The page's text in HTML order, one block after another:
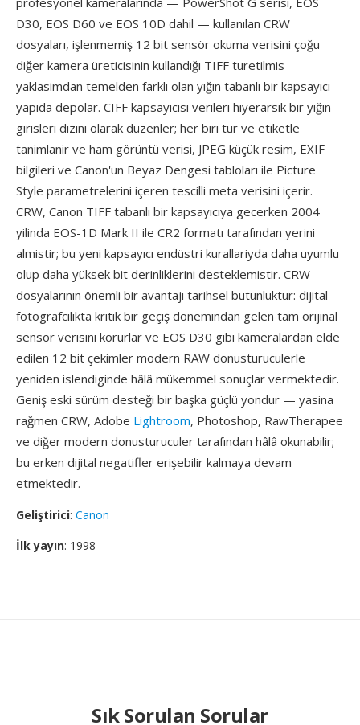
D30, EOS D60 ve EOS 10D dahil — kullanılan CRW
dosyaları, işlenmemiş 12 bit sensör okuma verisini çoğu
diğer kamera üreticisinin kullandığı TIFF turetilmis
yaklasimdan temelden farklı olan yığın tabanlı bir kapsayıcı
yapıda depolar. CIFF kapsayıcısı verileri hiyerarsik bir yığın
girisleri dizini olarak düzenler; her biri tür ve etiketle
tanimlanir ve ham görüntü verisi, JPEG küçük resim, EXIF
bilgileri ve Canon'un Beyaz Dengesi tabloları ile Picture
Style parametrelerini içeren tescilli meta verisini içerir.
CRW, Canon TIFF tabanlı bir kapsayıcıya gecerken 2004
yilinda EOS-1D Mark II ile CR2 formatı tarafından yerini
almistir; bu yeni kapsayıcı endüstri kurallariyda daha uyumlu
olup daha yüksek bit derinliklerini desteklemistir. CRW
dosyalarının önemli bir avantajı tarihsel butunluktur: dijital
fotografcilikta kritik bir geçiş donemindan gelen tam orijinal
sensör verisini korurlar ve EOS D30 gibi kameralardan elde
edilen 12 bit çekimler modern RAW donusturuculerle
yeniden islendiginde hâlâ mükemmel sonuçlar vermektedir.
Geniş eski sürüm desteği bir başka güçlü yondur — yasina
rağmen CRW, Adobe Lightroom, Photoshop, RawTherapee
ve diğer modern donusturuculer tarafından hâlâ okunabilir;
bu erken dijital negatifler erişebilir kalmaya devam
etmektedir.
Geliştirici: Canon
İlk yayın: 1998
Sık Sorulan Sorular